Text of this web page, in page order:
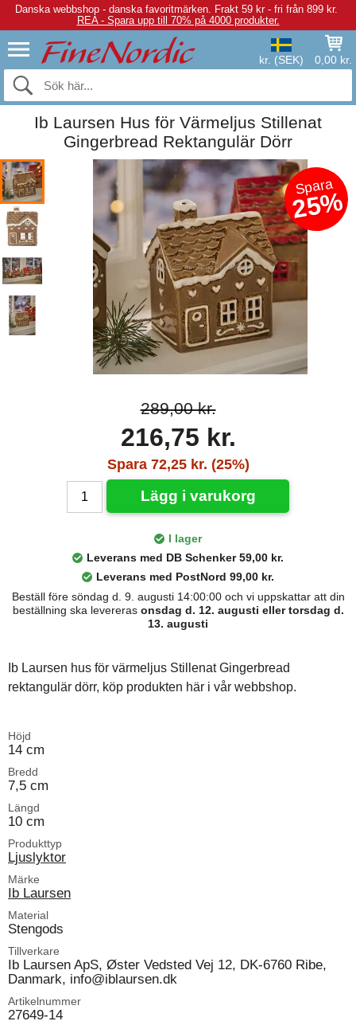
Danska webbshop - danska favoritmärken. Frakt 59 kr - fri från 899 kr.
REA - Spara upp till 70% på 4000 produkter.
kr. (SEK) 0,00 kr.
Ib Laursen Hus för Värmeljus Stillenat
Gingerbread Rektangulär Dörr
Spara
25%
289,00 kr.
216,75 kr.
Spara 72,25 kr. (25%)
Lägg i varukorg
I lager
Leverans med DB Schenker 59,00 kr.
Leverans med PostNord 99,00 kr.
Beställ före söndag d. 9. augusti 14:00:00 och vi uppskattar att din
beställning ska levereras onsdag d. 12. augusti eller torsdag d.
13. augusti
Ib Laursen hus för värmeljus Stillenat Gingerbread
rektangulär dörr, köp produkten här i vår webbshop.
Höjd
14 cm
Bredd
7,5 cm
Längd
10 cm
Produkttyp
Ljuslyktor
Märke
Ib Laursen
Material
Stengods
Tillverkare
Ib Laursen ApS, Øster Vedsted Vej 12, DK-6760 Ribe,
Danmark, info@iblaursen.dk
Artikelnummer
27649-14